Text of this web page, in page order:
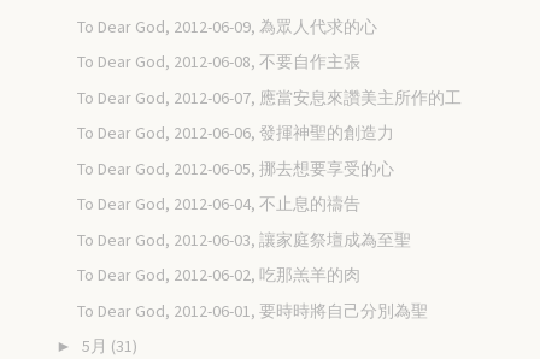
To Dear God, 2012-06-09, 為眾人代求的心
To Dear God, 2012-06-08, 不要自作主張
To Dear God, 2012-06-07, 應當安息來讚美主所作的工
To Dear God, 2012-06-06, 發揮神聖的創造力
To Dear God, 2012-06-05, 挪去想要享受的心
To Dear God, 2012-06-04, 不止息的禱告
To Dear God, 2012-06-03, 讓家庭祭壇成為至聖
To Dear God, 2012-06-02, 吃那羔羊的肉
To Dear God, 2012-06-01, 要時時將自己分別為聖
► 5月 (31)